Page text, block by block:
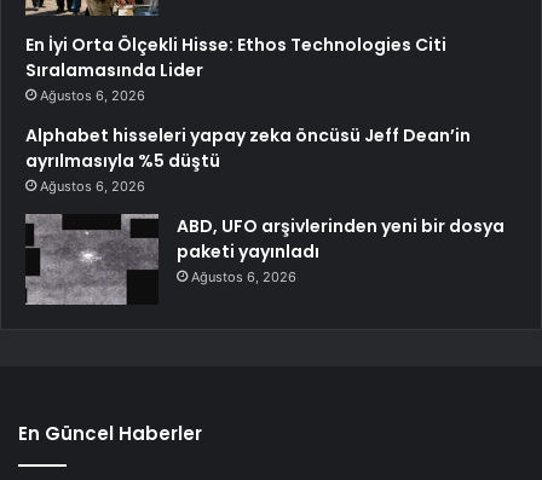
En İyi Orta Ölçekli Hisse: Ethos Technologies Citi
Sıralamasında Lider
Ağustos 6, 2026
Alphabet hisseleri yapay zeka öncüsü Jeff Dean’in
ayrılmasıyla %5 düştü
Ağustos 6, 2026
ABD, UFO arşivlerinden yeni bir dosya
paketi yayınladı
Ağustos 6, 2026
En Güncel Haberler